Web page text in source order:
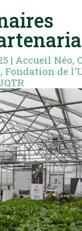
| Accueil Néo,
, Fondation de